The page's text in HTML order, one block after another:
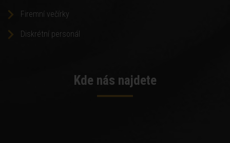
Firemní večírky
Diskrétní personál
Kde nás najdete